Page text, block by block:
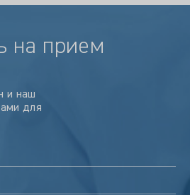
на прием
и наш
для